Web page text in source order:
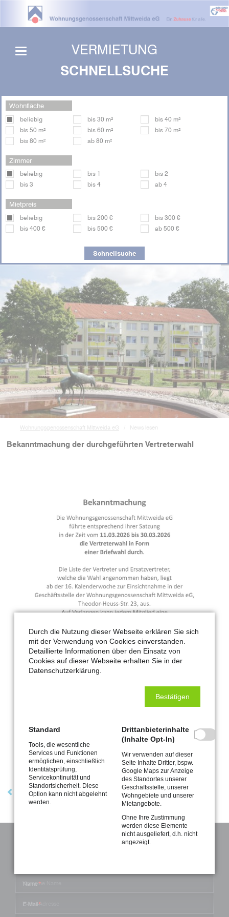
VERMIETUNG
SCHNELLSUCHE
Wohnfläche
beliebig bis 30 m²
bis 40 m²
bis 50 m²
bis 60 m²
bis 70 m²
bis 80 m²
ab 80 m²
Zimmer
beliebig bis 1
bis 2
bis 3
bis 4 ab 4
Mietpreis
beliebig bis 200 €
bis 300 €
bis 400 €
bis 500 € ab 500 €
Schnellsuche
Wohnungsgenossenschaft Mittweida eG News lesen
Zurück
Pflichtfeld
Name*
Durch die Nutzung dieser Webseite erklären Sie sich
mit der Verwendung von Cookies einverstanden.
Detaillierte Informationen über den Einsatz von
Cookies auf dieser Webseite erhalten Sie in der
Datenschutzerklärung.
Bestätigen
Standard
Tools, die wesentliche
Services und Funktionen
ermöglichen, einschließlich
Identitätsprüfung,
Servicekontinuität und
Standortsicherheit. Diese
Option kann nicht abgelehnt
werden.
Drittanbieterinhalte
(Inhalte Opt-In)
Wir verwenden auf dieser
Seite Inhalte Dritter, bspw.
Google Maps zur Anzeige
des Standortes unserer
Geschäftsstelle, unserer
Wohngebiete und unserer
Mietangebote.
Ohne Ihre Zustimmung
werden diese Elemente
nicht ausgeliefert, d.h. nicht
angezeigt.